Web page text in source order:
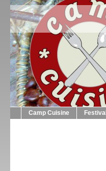
Camp Cuisine Festival